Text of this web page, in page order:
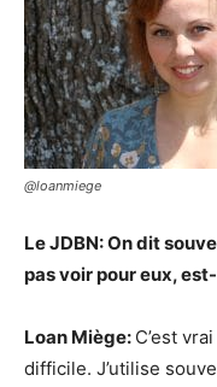
@loanmiege
Le JDBN: On dit
pas voir pour eux,
Loan Miège: C’est
difficile. J’utilise